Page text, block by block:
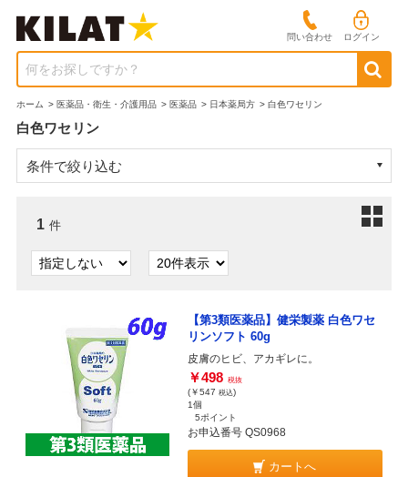
問い合わせ ログイン
何をお探しですか？
ホーム > 医薬品・衛生・介護用品 > 医薬品 > 日本薬局方 > 白色ワセリン
白色ワセリン
条件で絞り込む
1 件
【第3類医薬品】健栄製薬 白色ワセ
リンソフト 60g
皮膚のヒビ、アカギレに。
￥498 税抜
(￥547 税込)
1個
5ポイント
お申込番号 QS0968
カートへ